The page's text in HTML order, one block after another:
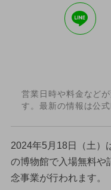
営業日時や料金など
す。最新の情報は公
2024年5月18日（土）
の博物館で入場無料や
念事業が行われます。